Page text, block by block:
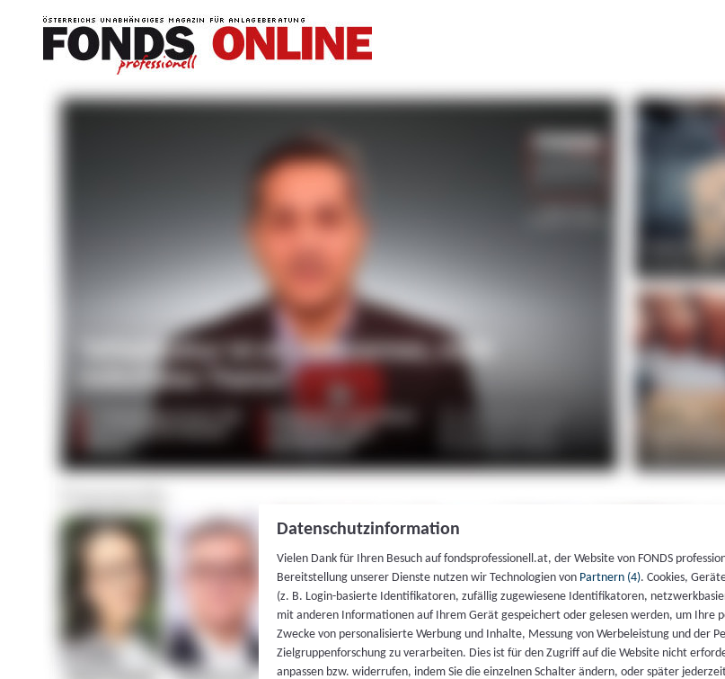
Datenschutzinformation
Vielen Dank für Ihren Besuch auf fondsprofessionell.at, der Website von FONDS
Bereitstellung unserer Dienste nutzen wir Technologien von Partnern (4). Cookies,
(z. B. Login-basierte Identifikatoren, zufällig zugewiesene Identifikatoren,
mit anderen Informationen auf Ihrem Gerät gespeichert oder gelesen werden, um Ihre
Zwecke von personalisierte Werbung und Inhalte, Messung von Werbeleistung und der
Zielgruppenforschung zu verarbeiten. Dies ist für den Zugriff auf die Website nicht
anpassen bzw. widerrufen, indem Sie die einzelnen Schalter ändern, oder später